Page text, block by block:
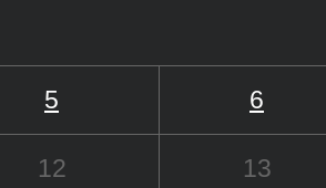
5 6
12 13